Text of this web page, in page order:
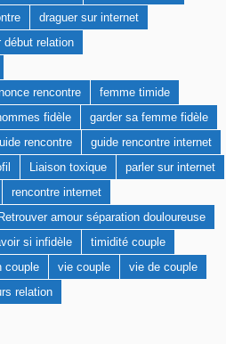
draguer sur internet
début relation
rencontre
femme timide
fidèle
garder sa femme fidèle
rencontre
guide rencontre internet
Liaison toxique
parler sur internet
rencontre internet
Retrouver amour séparation douloureuse
si infidèle
timidité couple
couple vie couple
vie de couple
relation